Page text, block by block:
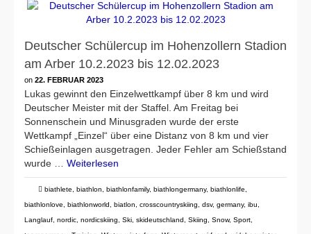
Deutscher Schülercup im Hohenzollern Stadion
am Arber 10.2.2023 bis 12.02.2023
on 22. FEBRUAR 2023
Lukas gewinnt den Einzelwettkampf über 8 km und wird
Deutscher Meister mit der Staffel. Am Freitag bei
Sonnenschein und Minusgraden wurde der erste
Wettkampf „Einzel“ über eine Distanz von 8 km und vier
Schießeinlagen ausgetragen. Jeder Fehler am Schießstand
wurde … Weiterlesen
biathlete biathlon biathlonfamily, biathlongermany, biathlonlife
biathlonlove
biathlonworld biatlon crosscountryskiing dsv, germany, ibu
Langlauf nordic nordicskiing Ski skideutschland Skiing Snow, Sport